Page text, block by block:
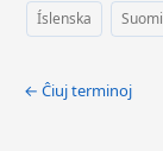
Íslenska
Suomi
← Ĉiuj terminoj